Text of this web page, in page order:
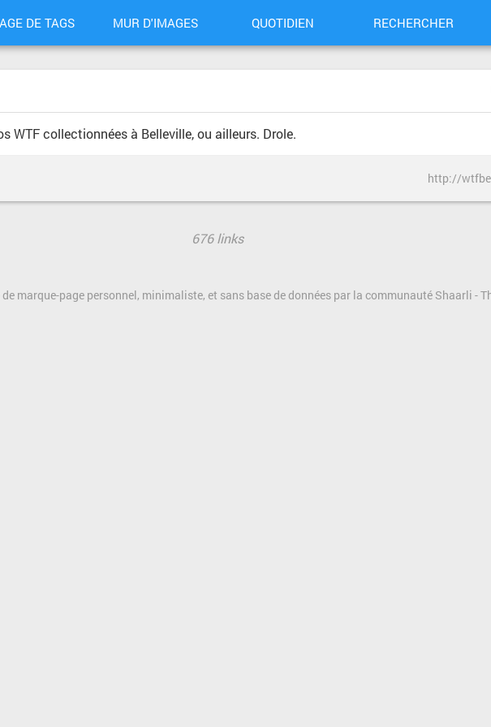
DE TAGS MUR D'IMAGES QUOTIDIEN RECHERCHER
WTF collectionnées à Belleville, ou ailleurs. Drole.
http://
676 links
marque-page personnel, minimaliste, et sans base de données par la communauté Shaarli -